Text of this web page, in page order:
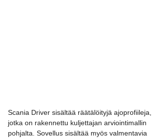
Scania Driver sisältää räätälöityjä ajoprofiileja,
jotka on rakennettu kuljettajan arviointimallin
pohjalta. Sovellus sisältää myös valmentavia